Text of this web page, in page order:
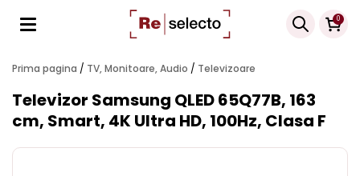
0
Products
search
Prima pagina / TV, Monitoare, Audio / Televizoare
Televizor Samsung QLED 65Q77B, 163
cm, Smart, 4K Ultra HD, 100Hz, Clasa F